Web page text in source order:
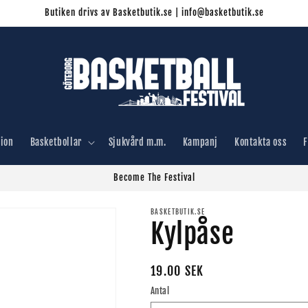
Butiken drivs av Basketbutik.se | info@basketbutik.se
Basketbollar Sjukvård m.m. Kampanj Kontakta oss
Become The Festival
BASKETBUTIK.SE
Kylpåse
Ordinarie
pris
19.00 SEK
Antal